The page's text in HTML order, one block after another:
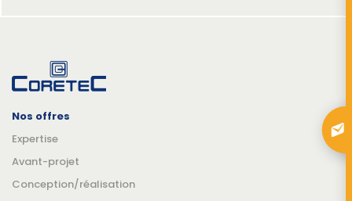
Nos offres
Expertise
Avant-projet
Conception/réalisation